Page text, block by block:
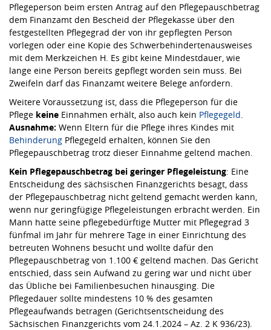
Pflegeperson beim ersten Antrag auf den Pflegepauschbetrag
dem Finanzamt den Bescheid der Pflegekasse über den
festgestellten Pflegegrad der von ihr gepflegten Person
vorlegen oder eine Kopie des Schwerbehindertenausweises
mit dem Merkzeichen H. Es gibt keine Mindestdauer, wie
lange eine Person bereits gepflegt worden sein muss. Bei
Zweifeln darf das Finanzamt weitere Belege anfordern.
Weitere Voraussetzung ist, dass die Pflegeperson für die
Pflege keine Einnahmen erhält, also auch kein Pflegegeld
Ausnahme: Wenn Eltern für die Pflege ihres Kindes mit
Behinderung Pflegegeld erhalten, können Sie den
Pflegepauschbetrag trotz dieser Einnahme geltend machen.
Kein Pflegepauschbetrag bei geringer Pflegeleistung: Eine
Entscheidung des sächsischen Finanzgerichts besagt, dass
der Pflegepauschbetrag nicht geltend gemacht werden kann,
wenn nur geringfügige Pflegeleistungen erbracht werden. Ein
Mann hatte seine pflegebedürftige Mutter mit Pflegegrad 3
fünfmal im Jahr für mehrere Tage in einer Einrichtung des
betreuten Wohnens besucht und wollte dafür den
Pflegepauschbetrag von 1.100 € geltend machen. Das Gericht
entschied, dass sein Aufwand zu gering war und nicht über
das Übliche bei Familienbesuchen hinausging. Die
Pflegedauer sollte mindestens 10 % des gesamten
Pflegeaufwands betragen (Gerichtsentscheidung des
Sächsischen Finanzgerichts vom 24.1.2024 – Az. 2 K 936/23).